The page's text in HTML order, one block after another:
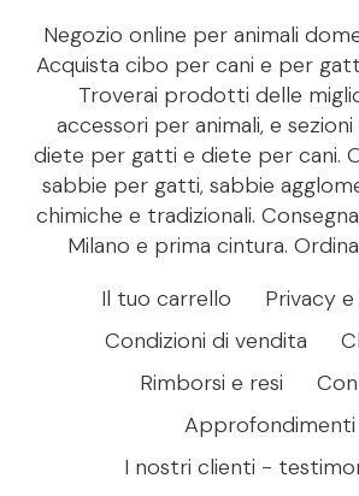
Negozio online per animali
Acquista cibo per cani e per
Troverai prodotti delle
accessori per animali, e
diete per gatti e diete per cani.
sabbie per gatti, sabbie
chimiche e tradizionali.
Milano e prima cintura.
Il tuo carrello
Privacy
Condizioni di vendita
Rimborsi e resi
Approfondimenti
I nostri clienti -